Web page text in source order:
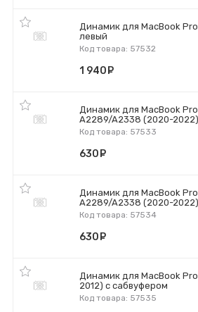
Динамик для MacBook Pro
левый
Код товара: 57532
1 940
Динамик для MacBook Pro
A2289/A2338 (2020-
Код товара: 57533
630
Динамик для MacBook Pro
A2289/A2338 (2020-
Код товара: 57534
630
Динамик для MacBook
2012) с сабвуфером
Код товара: 57535